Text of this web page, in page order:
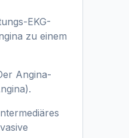
EKG-
zu einem
Angina-